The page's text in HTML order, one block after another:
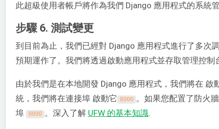
此超級使用者帳戶將作為我們 Django 應用程式的系統
步驟 6. 測試變更
到目前為止，我們已經對 Django 應用程式進行了多次
預期運作了。我們將透過啟動應用程式並存取管理控制
由於我們是在本地開發 Django 應用程式，我們將在 啟
統，我們將在連接埠 啟動它 8000 。如果您配置了防火
埠
8000 。深入了解 UFW 的基本知識.